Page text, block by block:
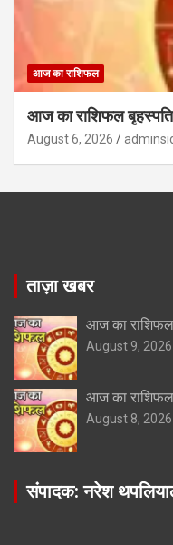
आज का राशिफल
आज का राशिफल
August 6, 2026
ताज़ा खबर
आज का
August 9, 2026
आज का
August 8, 2026
संपादक: नरेश